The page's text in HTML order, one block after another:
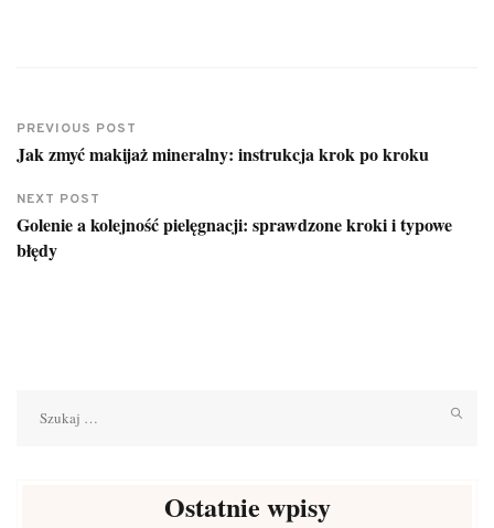
PREVIOUS POST
Jak zmyć makijaż mineralny: instrukcja krok po kroku
NEXT POST
Golenie a kolejność pielęgnacji: sprawdzone kroki i typowe
błędy
Ostatnie wpisy